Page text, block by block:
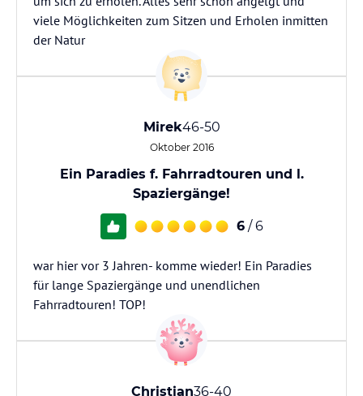
viele Möglichkeiten zum Sitzen und Erholen inmitten
der Natur
Mirek46-50
Oktober 2016
Ein Paradies f. Fahrradtouren und l.
Spaziergänge!
6 / 6
war hier vor 3 Jahren- komme wieder! Ein Paradies
für lange Spaziergänge und unendlichen
Fahrradtouren! TOP!
Christian36-40